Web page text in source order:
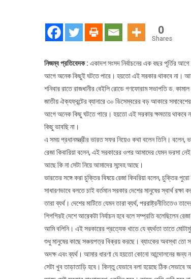
0
Shares
নিজম্ব প্রতিবেদক : একাদশ সংসদ নির্বাচনের এক বছর পূর্তির
আগে অনেক কিছুই ঘটতে পারে। হয়তো এই সরকার থাকবে না।
শনিবার রাতে রাজধানীর বেইলি রোডে গণফোরাম সভাপতি ড.
জাতীয় ঐক্যফ্রন্টের ব্যানারে ৩০ ডিসেম্বরের বড় আকারে
আগে অনেক কিছু ঘটতে পারে। হয়তো এই সরকার ক্ষমতায় থাকবে
কিছু ভাবছি না।
এ সময় প্রধানমন্ত্রীর ভারত সফর নিয়েও কথা বলেন তিনি। বলেন,
রেজা কিবারিয়া বলেন, এই সরকারের ওপর আমাদের যেমন ভরসা
আছে কি না সেটা নিয়ে আমাদের সন্দেহ আছে।
ভারতের সঙ্গে করা চুক্তির বিষয়ে রেজা কিবরিয়া বলেন, চুক্তির
সাধারণভাবে বলতে চাই বর্তমান সরকার দেশের মানুষের স্বার্থ
তারা ব্যর্থ। দেশের মাটিতে যেমন তারা ব্যর্থ, পররাষ্ট্রনীতিতেও
শিগগিরই দেশে আরেকটা নির্বাচন হবে বলে সম্প্রতি বলেছিলেন
আমি বলিনি। এই সরকারের প্রত্যেক খাতে যে ব্যর্থতা তাতে
শুধু মানুষের কাছে সঞ্চয়পত্র বিক্রয় করছে। ব্যাংকের অবস্থা তো
অদক্ষ এবং ব্যর্থ। আমার ধারণা যে হয়তো কোনো আন্দোলনের জন্য
সেটা খুব তাড়াতাড়ি হবে। কিন্তু যেভাবে বলা হয়েছে ঠিক